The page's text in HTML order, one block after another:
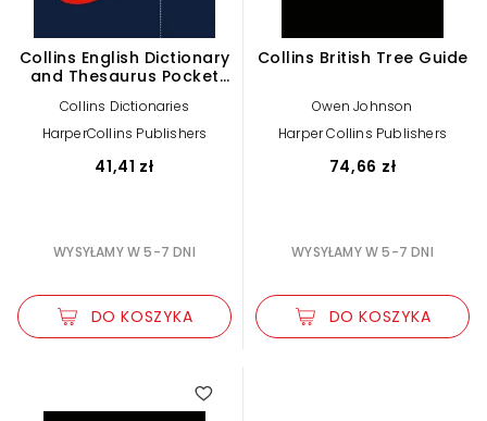
Collins English Dictionary
and Thesaurus Pocket
Collins Dictionaries
HarperCollins Publishers
41,41 zł
WYSYŁAMY W 5-7 DNI
DO KOSZYKA
Collins British Tree Guide
Owen Johnson
Harper Collins Publishers
74,66 zł
WYSYŁAMY W 5-7 DNI
DO KOSZYKA